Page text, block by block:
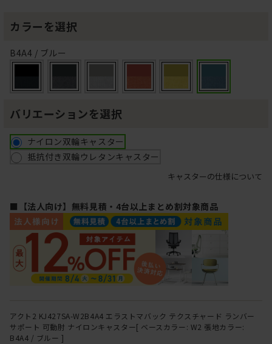
カラーを選択
B4A4 / ブルー
バリエーションを選択
ナイロン双輪キャスター
抵抗付き双輪ウレタンキャスター
キャスターの仕様について
■【法人向け】無料見積・4台以上まとめ割対象商品
アクト2 KJ427SA-W2B4A4 エラストマバック テクスチャード ランバー
サポート 可動肘 ナイロンキャスター[ ベースカラー: W2 張地カラー:
B4A4 / ブルー ]